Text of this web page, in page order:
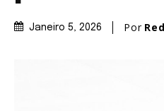
Janeiro 5, 2026 Por